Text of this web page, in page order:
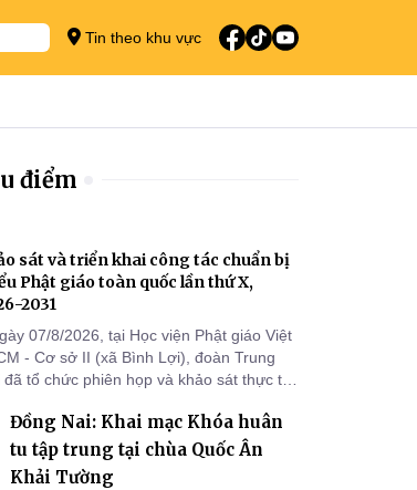
Tin theo khu vực
điểm
sát và triển khai công tác chuẩn bị
Phật giáo toàn quốc lần thứ X,
2031
07/8/2026, tại Học viện Phật giáo Việt
- Cơ sở II (xã Bình Lợi), đoàn Trung
tổ chức phiên họp và khảo sát thực tế
lần thứ X, nhiệm kỳ 2026-2031.
Đồng Nai: Khai mạc Khóa huân
tu tập trung tại chùa Quốc Ân
Khải Tường